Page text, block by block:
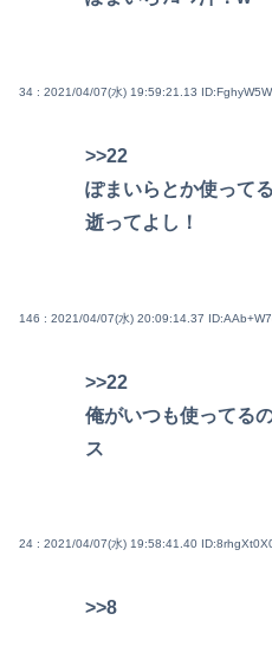
34 : 2021/04/07(水) 19:59:21.13
>>22
ぽまいらとか使って
逝ってよし！
146 : 2021/04/07(水) 20:09:14.37
>>22
俺がいつも使ってる
ス
24 : 2021/04/07(水) 19:58:41.40
>>8